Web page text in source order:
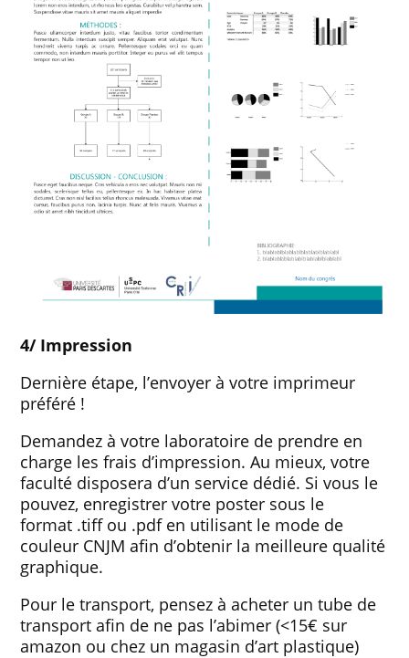
4/ Impression
Dernière étape, l’envoyer à votre imprimeur
préféré !
Demandez à votre laboratoire de prendre en
charge les frais d’impression. Au mieux, votre
faculté disposera d’un service dédié. Si vous le
pouvez, enregistrer votre poster sous le
format .tiff ou .pdf en utilisant le mode de
couleur CNJM afin d’obtenir la meilleure qualité
graphique.
Pour le transport, pensez à acheter un tube de
transport afin de ne pas l’abimer (<15€ sur
amazon ou chez un magasin d’art plastique)